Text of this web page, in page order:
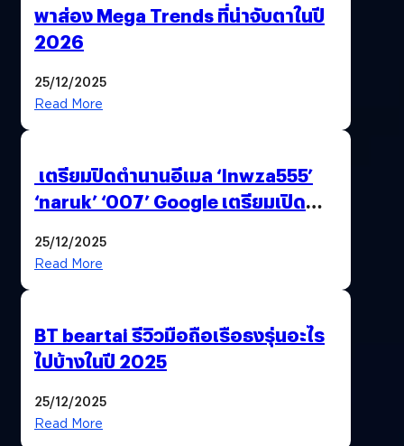
พาส่อง Mega Trends ที่น่าจับตาในปี
2026
25/12/2025
Read More
เตรียมปิดตำนานอีเมล ‘lnwza555’
‘naruk’ ‘007’ Google เตรียมเปิด
25/12/2025
Read More
BT beartai รีวิวมือถือเรือธงรุ่นอะไร
ไปบ้างในปี 2025
25/12/2025
Read More